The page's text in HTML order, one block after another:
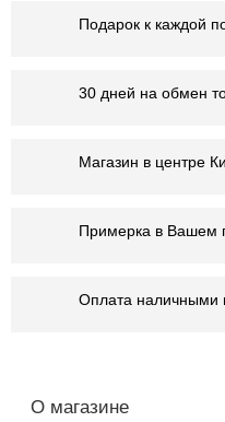
Подарок к каждой
30 дней на обмен
Магазин в центре
Примерка в Вашем
Оплата наличными
О магазине